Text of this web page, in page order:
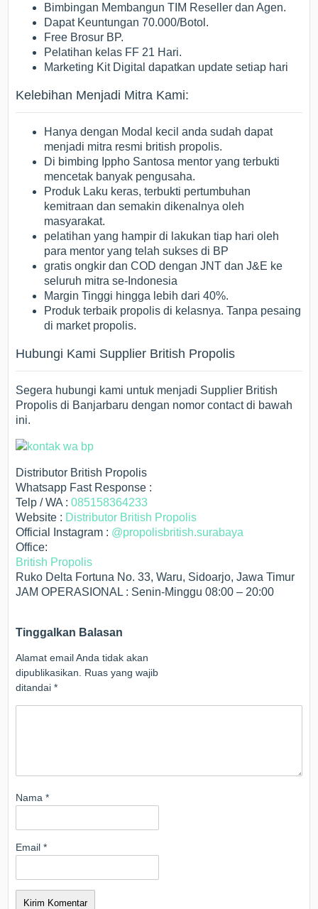
Bimbingan Membangun TIM Reseller dan Agen.
Dapat Keuntungan 70.000/Botol.
Free Brosur BP.
Pelatihan kelas FF 21 Hari.
Marketing Kit Digital dapatkan update setiap hari
Kelebihan Menjadi Mitra Kami:
Hanya dengan Modal kecil anda sudah dapat
menjadi mitra resmi british propolis.
Di bimbing Ippho Santosa mentor yang terbukti
mencetak banyak pengusaha.
Produk Laku keras, terbukti pertumbuhan
kemitraan dan semakin dikenalnya oleh
masyarakat.
pelatihan yang hampir di lakukan tiap hari oleh
para mentor yang telah sukses di BP
gratis ongkir dan COD dengan JNT dan J&E ke
seluruh mitra se-Indonesia
Margin Tinggi hingga lebih dari 40%.
Produk terbaik propolis di kelasnya. Tanpa pesaing
di market propolis.
Hubungi Kami Supplier British Propolis
Segera hubungi kami untuk menjadi Supplier British
Propolis di Banjarbaru dengan nomor contact di bawah
ini.
Distributor British Propolis
Whatsapp Fast Response :
Telp / WA :085158364233
Website : Distributor British Propolis
Official Instagram : @propolisbritish.surabaya
Office:
British Propolis
Ruko Delta Fortuna No. 33, Waru, Sidoarjo, Jawa Timur
JAM OPERASIONAL : Senin-Minggu 08:00 – 20:00
Tinggalkan Balasan
Alamat email Anda tidak akan
dipublikasikan. Ruas yang wajib
ditandai*
Nama*
Email*